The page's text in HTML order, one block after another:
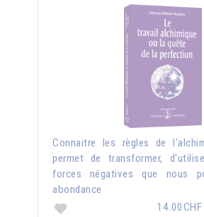
Connaitre les règles de
permet de transformer,
forces négatives que nous
abondance
14.00CHF